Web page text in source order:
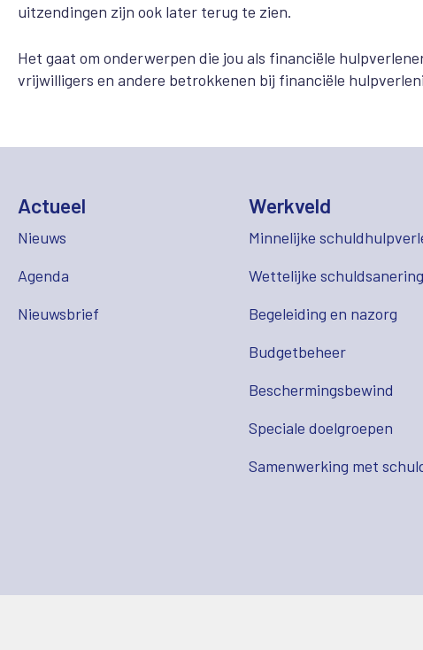
uitzendingen zijn ook later terug te zien.
Het gaat om onderwerpen die jou als financiële
vrijwilligers en andere betrokkenen bij financiële
Actueel
Nieuws
Agenda
Nieuwsbrief
Werkveld
Minnelijke
Wettelijke schuldsanering
Begeleiding en nazorg
Budgetbeheer
Beschermingsbewind
Speciale doelgroepen
Samenwerking met